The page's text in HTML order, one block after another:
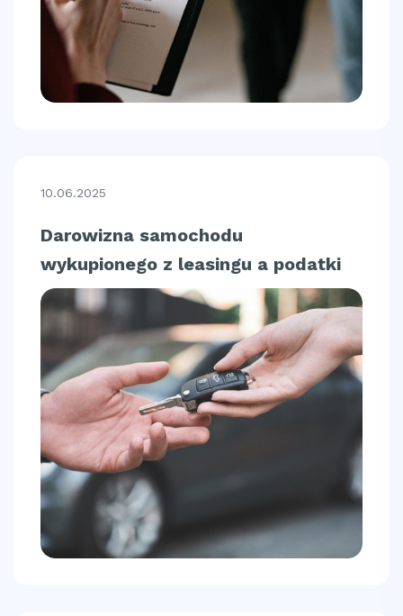
10.06.2025
Darowizna samochodu
wykupionego z leasingu a podatki